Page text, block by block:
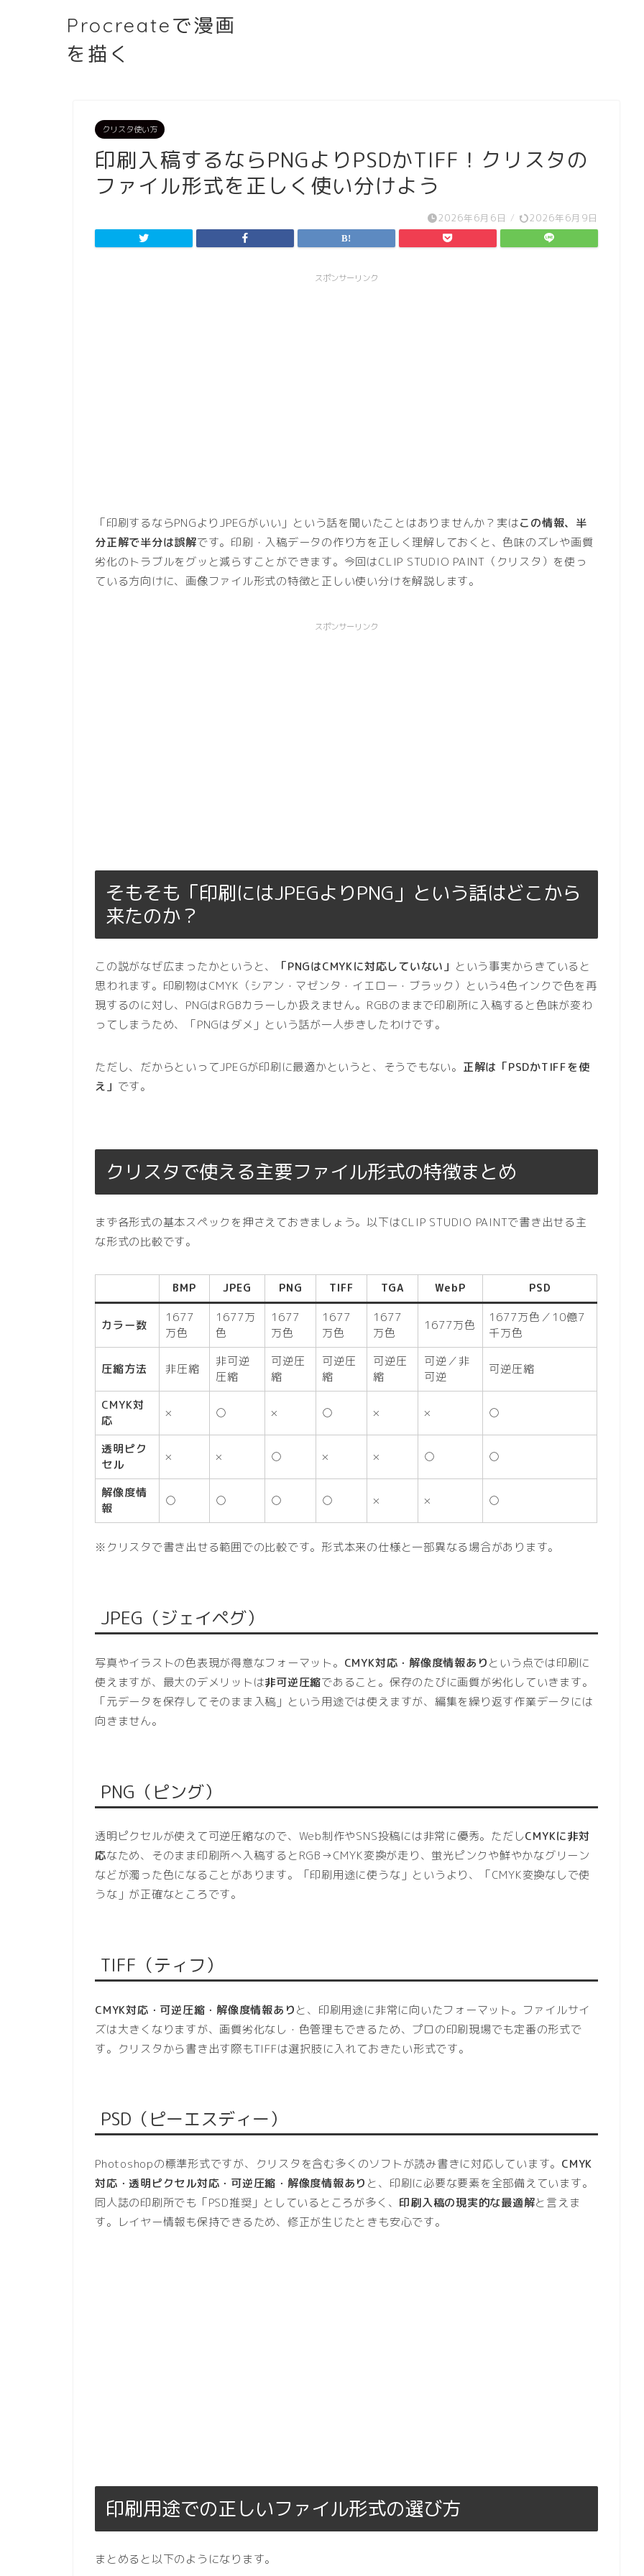
Procreateで漫画
を描く
クリスタ使い方
印刷入稿するならPNGよりPSDかTIFF！クリスタの
ファイル形式を正しく使い分けよう
2026年6月6日 / 2026年6月9日
スポンサーリンク
「印刷するならPNGよりJPEGがいい」という話を聞いたことはありませんか？実はこの情報、半
分正解で半分は誤解です。印刷・入稿データの作り方を正しく理解しておくと、色味のズレや画質
劣化のトラブルをグッと減らすことができます。今回はCLIP STUDIO PAINT（クリスタ）を使っ
ている方向けに、画像ファイル形式の特徴と正しい使い分けを解説します。
スポンサーリンク
そもそも「印刷にはJPEGよりPNG」という話はどこから
来たのか？
この説がなぜ広まったかというと、 「PNGはCMYKに対応していない」 という事実からきていると
思われます。印刷物はCMYK（シアン・マゼンタ・イエロー・ブラック）という4色インクで色を再
現するのに対し、PNGはRGBカラーしか扱えません。RGBのままで印刷所に入稿すると色味が変わ
ってしまうため、「PNGはダメ」という話が一人歩きしたわけです。
ただし、だからといってJPEGが印刷に最適かというと、そうでもない。 正解は「PSDかTIFFを使
え」 です。
クリスタで使える主要ファイル形式の特徴まとめ
まず各形式の基本スペックを押さえておきましょう。以下はCLIP STUDIO PAINTで書き出せる主
な形式の比較です。
BMP JPEG PNG TIFF TGA WebP PSD
カラー数
1677
万色
1677万
色
1677
万色
1677
万色
1677
万色
1677万色
1677万色／10億7
千万色
圧縮方法 非圧縮
非可逆
圧縮
可逆圧
縮
可逆圧
縮
可逆圧
縮
可逆／非
可逆
可逆圧縮
CMYK対
応
× ○ × ○ × × ○
透明ピク
セル
× × ○ × × ○ ○
解像度情
報
○ ○ ○ ○ × × ○
※クリスタで書き出せる範囲での比較です。形式本来の仕様と一部異なる場合があります。
JPEG（ジェイペグ）
写真やイラストの色表現が得意なフォーマット。 CMYK対応・解像度情報ありという点では印刷に
使えますが、最大のデメリットは非可逆圧縮であること。保存のたびに画質が劣化していきます。
「元データを保存してそのまま入稿」という用途では使えますが、編集を繰り返す作業データには
向きません。
PNG（ピング）
透明ピクセルが使えて可逆圧縮なので、Web制作やSNS投稿には非常に優秀。ただしCMYKに非対
応なため、そのまま印刷所へ入稿するとRGB→CMYK変換が走り、蛍光ピンクや鮮やかなグリーン
などが濁った色になることがあります。「印刷用途に使うな」というより、「CMYK変換なしで使
うな」が正確なところです。
TIFF（ティフ）
CMYK対応・可逆圧縮・解像度情報ありと、印刷用途に非常に向いたフォーマット。ファイルサイ
ズは大きくなりますが、画質劣化なし・色管理もできるため、プロの印刷現場でも定番の形式で
す。クリスタから書き出す際もTIFFは選択肢に入れておきたい形式です。
PSD（ピーエスディー）
Photoshopの標準形式ですが、クリスタを含む多くのソフトが読み書きに対応しています。 CMYK
対応・透明ピクセル対応・可逆圧縮・解像度情報あり と、印刷に必要な要素を全部備えています。
同人誌の印刷所でも「PSD推奨」としているところが多く、 印刷入稿の現実的な最適解と言えま
す。レイヤー情報も保持できるため、修正が生じたときも安心です。
印刷用途での正しいファイル形式の選び方
まとめると以下のようになります。